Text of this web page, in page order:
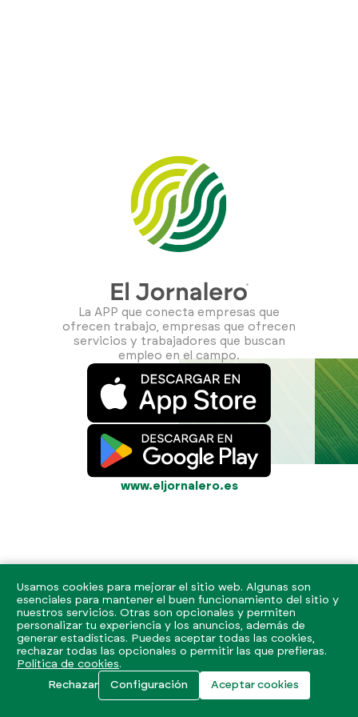
La APP que conecta empresas que
ofrecen trabajo, empresas que ofrecen
servicios y trabajadores que buscan
empleo en el campo.
www.eljornalero.es
Usamos cookies para mejorar el sitio web. Algunas son
esenciales para mantener el buen funcionamiento del sitio y
nuestros servicios. Otras son opcionales y permiten
personalizar tu experiencia y los anuncios, además de
generar estadísticas. Puedes aceptar todas las cookies,
rechazar todas las opcionales o permitir las que prefieras.
Política de cookies.
Rechazar
Configuración Aceptar cookies